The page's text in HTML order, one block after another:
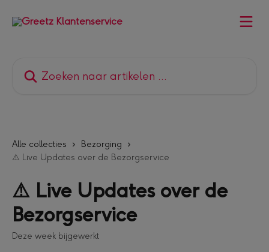
Alle collecties
Bezorging
⚠️ Live Updates over de Bezorgservice
⚠️ Live Updates over de
Bezorgservice
Deze week bijgewerkt